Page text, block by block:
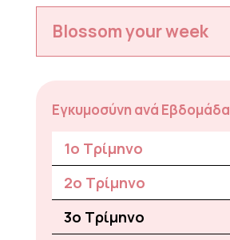
Blossom your week
Εγκυμοσύνη ανά Εβδομάδα
1ο Τρίμηνο
2o Τρίμηνο
3o Τρίμηνο